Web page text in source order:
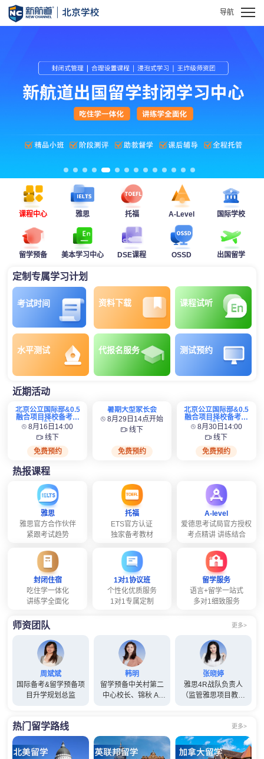
课程中心 雅思 托福 A-Level 国际学校
留学预备 美本学习中心 DSE课程 OSSD 出国留学
定制专属学习计划
考试时间 资料下载 课程试听
水平测试 代报名服务 测试预约
近期活动
北京公立国际部&0.5
融合项目择校备考全
规划
8月16日14:00
线下
免费预约
暑期大型家长会
8月29日14点开始
线下
免费预约
北京公立国际部&0.5
融合项目择校备考全
规划
8月30日14:00
线下
免费预约
热报课程
雅思
雅思官方合作伙伴
紧跟考试趋势
托福
ETS官方认证
独家备考教材
A-level
爱德思考试局官方授权
考点精讲 讲练结合
封闭住宿
吃住学一体化
讲练学全面化
1对1协议班
个性化优质服务
1对1专属定制
留学服务
语言+留学一站式
多对1细致服务
师资团队 更多>
周斌斌
国际备考&留学预备项
目升学规划总监
韩明
留学预备中关村第二
中心校长、锦秋 A-
张晓婷
雅思4R战队负责人
（监管雅思项目教师
热门留学路线 更多>